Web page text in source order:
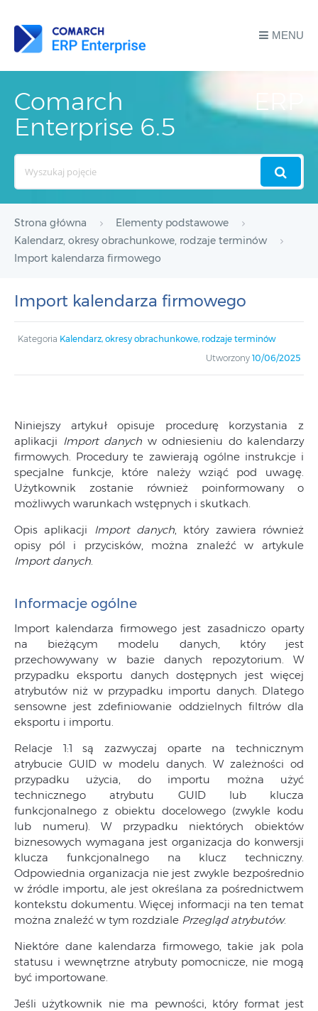
MENU
Comarch ERP
Enterprise 6.5
For
Strona główna
Elementy podstawowe
Kalendarz, okresy obrachunkowe, rodzaje terminów
Import kalendarza firmowego
Import kalendarza firmowego
Kategoria Kalendarz, okresy obrachunkowe, rodzaje terminów
Utworzony 10/06/2025
Niniejszy artykuł opisuje procedurę korzystania z
aplikacji Import danych w odniesieniu do kalendarzy
firmowych. Procedury te zawierają ogólne instrukcje i
specjalne funkcje, które należy wziąć pod uwagę.
Użytkownik zostanie również poinformowany o
możliwych warunkach wstępnych i skutkach.
Opis aplikacji Import danych, który zawiera również
opisy pól i przycisków, można znaleźć w artykule
Import danych.
Informacje ogólne
Import kalendarza firmowego jest zasadniczo oparty
na bieżącym modelu danych, który jest
przechowywany w bazie danych repozytorium. W
przypadku eksportu danych dostępnych jest więcej
atrybutów niż w przypadku importu danych. Dlatego
sensowne jest zdefiniowanie oddzielnych filtrów dla
eksportu i importu.
Relacje 1:1 są zazwyczaj oparte na technicznym
atrybucie GUID w modelu danych. W zależności od
przypadku użycia, do importu można użyć
technicznego atrybutu GUID lub klucza
funkcjonalnego z obiektu docelowego (zwykle kodu
lub numeru). W przypadku niektórych obiektów
biznesowych wymagana jest organizacja do konwersji
klucza funkcjonalnego na klucz techniczny.
Odpowiednia organizacja nie jest zwykle bezpośrednio
w źródle importu, ale jest określana za pośrednictwem
kontekstu dokumentu. Więcej informacji na ten temat
można znaleźć w tym rozdziale Przegląd atrybutów.
Niektóre dane kalendarza firmowego, takie jak pola
statusu i wewnętrzne atrybuty pomocnicze, nie mogą
być importowane.
Jeśli użytkownik nie ma pewności, który format jest